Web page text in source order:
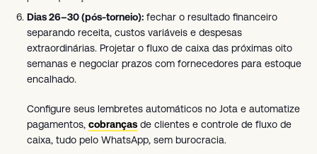
Dias 26–30 (pós-torneio): fechar o resultado financeiro
separando receita, custos variáveis e despesas
extraordinárias. Projetar o fluxo de caixa das próximas oito
semanas e negociar prazos com fornecedores para estoque
encalhado.
Configure seus lembretes automáticos no Jota e automatize
pagamentos, cobranças de clientes e controle de fluxo de
caixa, tudo pelo WhatsApp, sem burocracia.